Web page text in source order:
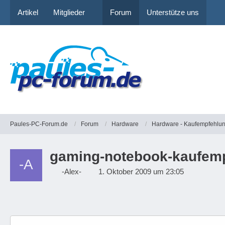
Artikel Mitglieder Forum Unterstütze uns
Paules-PC-Forum.de Forum Hardware Hardware -
gaming-notebook-
-Alex- 1. Oktober 2009 um 23:05